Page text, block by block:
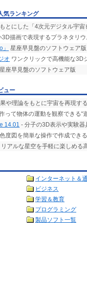
気ランキング
とにした「4次元デジタル宇宙
描画で表現するプラネタリウ
星座早見盤のソフトウェア版
オ ワンクリックで高機能な3D
星座早見盤のソフトウェア版
ュー
や理論をもとに宇宙を再現す
って物体の運動を観察できる“
14.01 - 分子の3D表示や実験器
度図を簡単な操作で作成でき
アルな星空を手軽に楽しめる
インターネット＆
ビジネス
学習＆教育
プログラミング
製品ソフト一覧